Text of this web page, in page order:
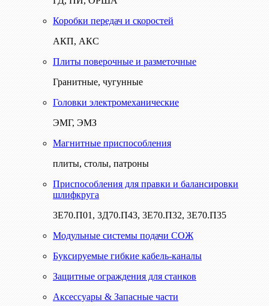
Коробки передач и скоростей
АКП, АКС
Плиты поверочные и разметочные
Гранитные, чугунные
Головки электромеханические
ЭМГ, ЭМЗ
Магнитные приспособления
плиты, столы, патроны
Приспособления для правки и балансировки
шлифкруга
3Е70.П01, 3Д70.П43, 3Е70.П32, 3Е70.П35
Модульные системы подачи СОЖ
Буксируемые гибкие кабель-каналы
Защитные ограждения для станков
Аксессуары & Запасные части